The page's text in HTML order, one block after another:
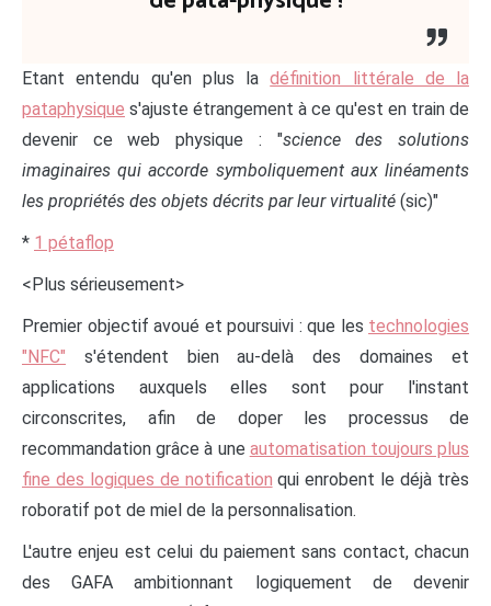
Etant entendu qu'en plus ladéfinition littérale de la
pataphysique s'ajuste étrangement à ce qu'est en train de
devenir ce web physique : "science des solutions
imaginaires qui accorde symboliquement aux linéaments
les propriétés des objets décrits par leur virtualité (sic)"
* 1 pétaflop
<Plus sérieusement>
Premier objectif avoué et poursuivi : que les technologies
"NFC" s'étendent bien au-delà des domaines et
applications auxquels elles sont pour l'instant
circonscrites, afin de doper les processus de
recommandation grâce à une automatisation toujours plus
fine des logiques de notification qui enrobent le déjà très
roboratif pot de miel de la personnalisation.
L'autre enjeu est celui du paiement sans contact, chacun
des GAFA ambitionnant logiquement de devenir